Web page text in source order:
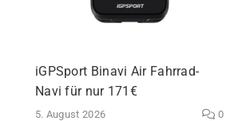
iGPSport Binavi Air Fahrrad-
Navi für nur 171€
5. August 2026 0